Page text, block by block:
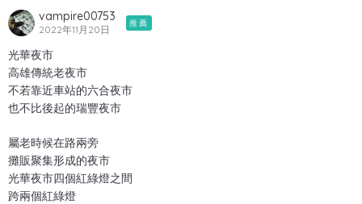
vampire00753
2022年11月20日
推薦
光華夜市
高雄傳統老夜市
不若靠近車站的六合夜市
也不比後起的瑞豐夜市
屬老時候在路兩旁
攤販聚集形成的夜市
光華夜市四個紅綠燈之間
跨兩個紅綠燈